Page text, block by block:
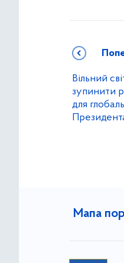
Вільний
зупинити
для
Мапа